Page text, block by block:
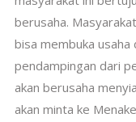
berusaha.
bisa membuka usaha
pendampingan dari
akan berusaha
akan minta ke